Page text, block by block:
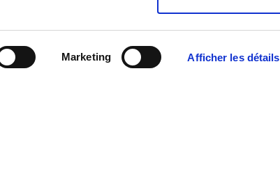
Marketing Afficher les détails
Practice
Publications
Tu sais que